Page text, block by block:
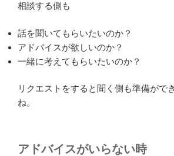
相談する側も
話を聞いてもらいたいのか？
アドバイスが欲しいのか？
一緒に考えてもらいたいのか？
リクエストをすると聞く側も準備がで
ね。
アドバイスがいらない時